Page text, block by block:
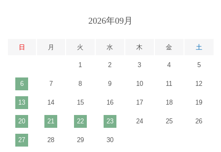
2026年09月
日 月 火 水 木 金 土
1 2 3 4 5
6 7 8 9 10 11 12
13 14 15 16 17 18 19
20 21 22 23 24 25 26
27 28 29 30